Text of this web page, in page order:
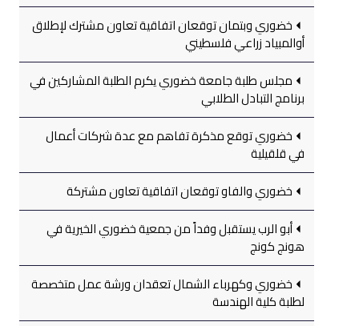
خضوري وبتمان توقعان اتفاقية تعاون مشترك لإطلاق
أوالمبياد زراعي فلسطيني
مجلس طلبة جامعة خضوري يكرم الطلبة المشاركين في
برنامج التبادل الطلابي
خضوري توقع مذكرة تفاهم مع عدة شركات أعمال
في قلقيلية
خضوري والفاو توقعان اتفاقية تعاون مشتركة
أبو الرب يستقبل وفداً من جمعية خضوري الخيرية في
هونج كونج
خضوري وكهرباء الشمال تعقدان ورشة عمل متخصصة
لطلبة كلية الهندسة